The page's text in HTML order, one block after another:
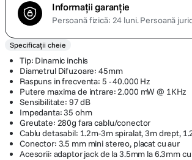
Informații garanție
Persoană fizică: 24 luni.Persoană
Specificații cheie
Tip: Dinamic inchis
Diametrul Difuzoare: 45mm
Raspuns in frecventa: 5 - 40.000 Hz
Putere maxima de intrare: 2.000 mW @ 1KHz
Sensibilitate: 97 dB
Impedanta: 35 ohm
Greutate: 280g fara cablu/conector
Cablu detasabil: 1.2m-3m spiralat, 3m drept,
Conector: 3.5 mm mini stereo, placat cu aur
Acesorii: adaptor jack de la 3.5mm la 6.3mm